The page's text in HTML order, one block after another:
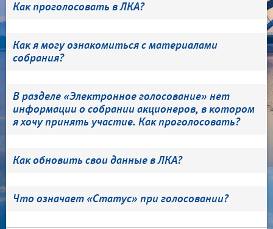
Как проголосовать в ЛКА?
Как я могу ознакомиться с материалами
собрания?
В разделе «Электронное голосование» нет
информации о собрании акционеров, в котором
я хочу принять участие. Как проголосовать?
Как обновить свои данные в ЛКА?
Что означает «Статус» при голосовании?